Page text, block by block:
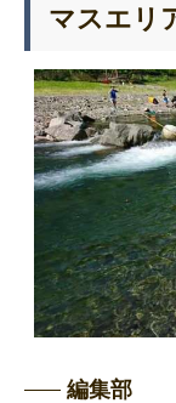
マスエリ
編集部